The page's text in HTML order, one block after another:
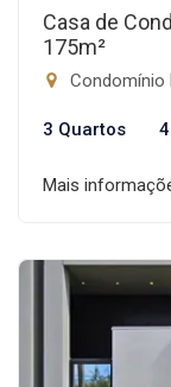
Casa de
175m²
Condomínio
3 Quartos
Mais